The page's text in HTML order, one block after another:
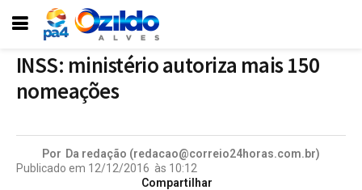
INSS: ministério autoriza mais 150
nomeações
Por Da redação (redacao@correio24horas.com.br)
Publicado em 12/12/2016 às 10:12
Compartilhar